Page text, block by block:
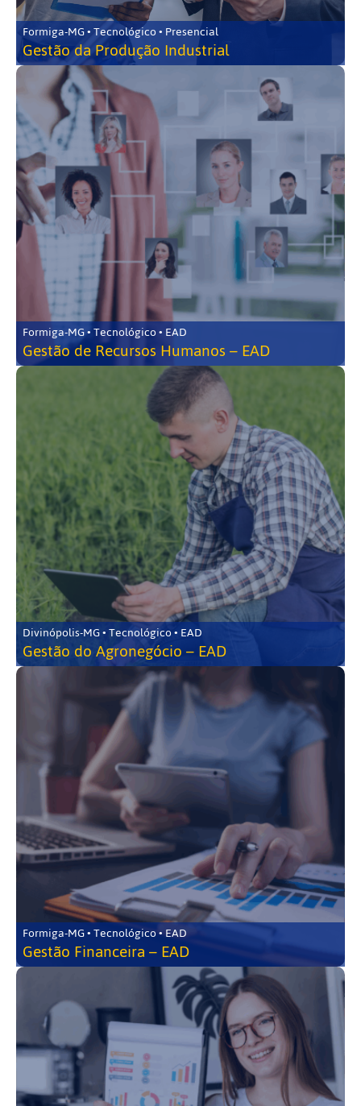
Formiga-MG • Tecnológico • Presencial
Gestão da Produção Industrial
Formiga-MG • Tecnológico • EAD
Gestão de Recursos Humanos – EAD
Divinópolis-MG • Tecnológico • EAD
Gestão do Agronegócio – EAD
Formiga-MG • Tecnológico • EAD
Gestão Financeira – EAD